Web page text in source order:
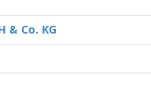
& Co. KG